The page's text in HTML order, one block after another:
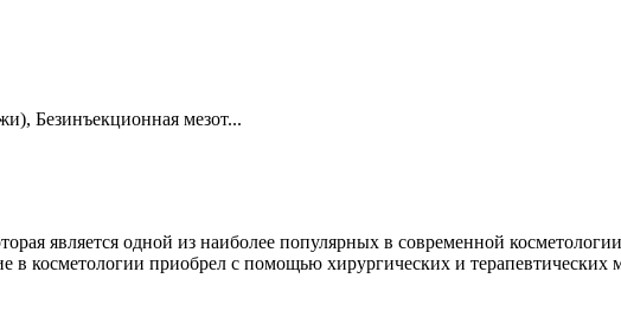
Безинъекционная мезот...
является одной из наиболее популярных в современной
в косметологии приобрел с помощью хирургических и терапевтических